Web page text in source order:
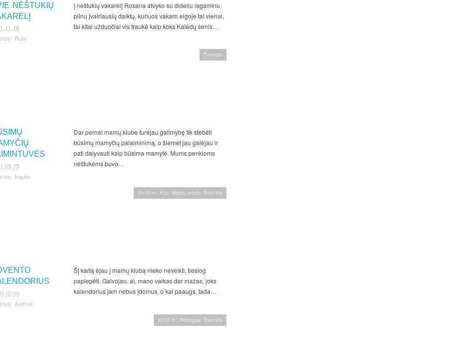
NĖŠTUKIŲ
11-19
Ruta
Į nėštukių vakarėlį Rosana atvyko su dideliu lagaminu,
pilnu įvairiausių daiktų, kuriuos vakaro eigoje tai vienai,
tai kitai užduočiai vis traukė kaip koks Kalėdų senis…
05-15
Ingute
Šventės
Dar pernai mamų klube turėjau galimybę tik stebėti
būsimų mamyčių palaiminimą, o šiemet jau galėjau ir
pati dalyvauti kaip būsima mamytė. Mums penkioms
nėštukėms buvo…
12-04
Audrius
2010 m., Kita, Mamų artelė, Šventės
Šį kartą ėjau į mamų klubą nieko neveikti, tiesiog
paplepėti. Galvojau, ai, mano vaikas dar mažas, joks
kalendorius jam nebus įdomus, o kai paaugs, tada…
2010 m., Receptai, Šventės